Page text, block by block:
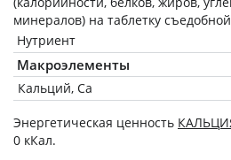
минералов) на таблетку
Нутриент
Макроэлементы
Кальций, Ca
Энергетическая ценность
0 кКал.